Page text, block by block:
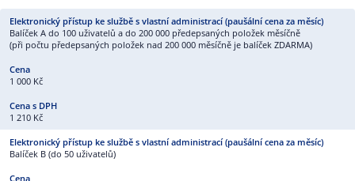
Balíček A do 100 uživatelů a do 200 000 předepsaných položek měsíčně
(při počtu předepsaných položek nad 200 000 měsíčně je balíček ZDARMA)
1 000 Kč
1 210 Kč
Balíček B (do 50 uživatelů)